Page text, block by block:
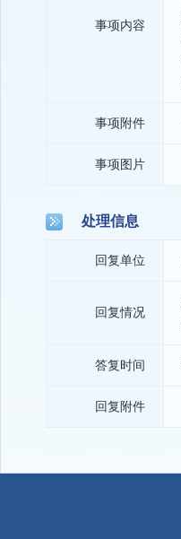
事项内容
事项附件
事项图片
处理信息
回复单位
回复情况
答复时间
回复附件